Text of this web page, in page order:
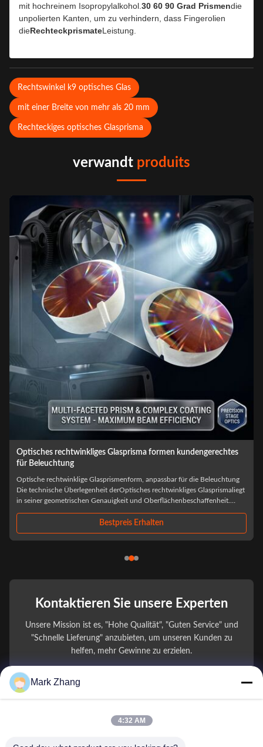
mit hochreinem Isopropylalkohol. 30 60 90 Grad Prismendie
unpolierten Kanten, um zu verhindern, dass Fingerolien
dieRechteckprismateLeistung.
Rechtswinkel k9 optisches Glas
mit einer Breite von mehr als 20 mm
Rechteckiges optisches Glasprisma
verwandt produits
Luftfahrt-Hindernislicht optische Kristallglasoptische Prisma
Kundenspezifisches Luftfahrt-Hindernisfeuer-Optikkristallglas-optisches
Prisma Im kritischen Bereich der Luftraumsicherheit ist
dieKundenspezifische Luftfahrt-Hindernisfeueroptikdient als wichtige
Komponente zur Markierung von Hochhäusern und zur Gewährleistung
Bestpreis Erhalten
Kontaktieren Sie unsere Experten
Unsere Mission ist es, "Hohe Qualität", "Guten Service" und
"Schnelle Lieferung" anzubieten, um unseren Kunden zu
helfen, mehr Gewinne zu erzielen.
Ihr Name
Firmenname
Mark Zhang
4:32 AM